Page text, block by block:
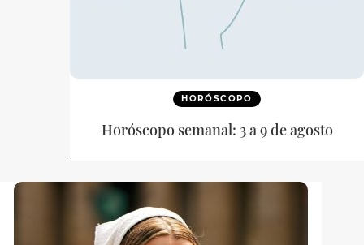
HORÓSCOPO
Horóscopo semanal: 3 a 9 de agosto